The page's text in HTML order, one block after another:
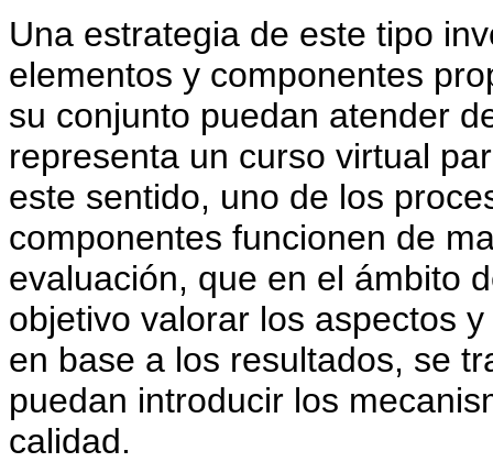
Una estrategia de este tipo
elementos y componentes
su conjunto puedan atender
representa un curso virtual
este sentido, uno de los
componentes funcionen de
evaluación, que en el ámbito
objetivo valorar los aspectos
en base a los resultados, se
puedan introducir los
calidad.